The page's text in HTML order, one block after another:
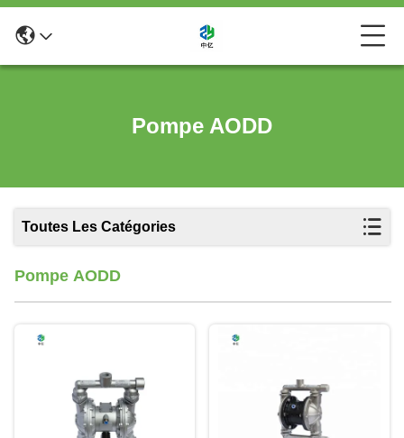
Pompe AODD
Toutes Les Catégories
Pompe AODD